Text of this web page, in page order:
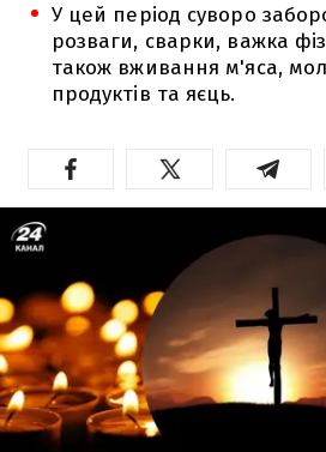
У цей період суворо
розваги, сварки, важка
також вживання м'яса,
продуктів та яєць.